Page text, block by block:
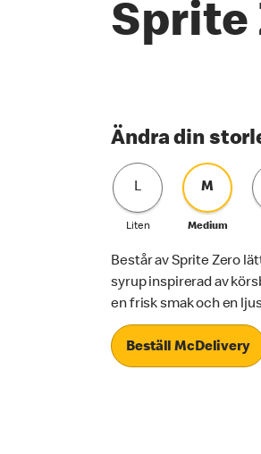
Sprite
Ändra din
L
Liten
M
Medium
Består av Sprite Zero
syrup inspirerad av
en frisk smak och en
Beställ McDelivery